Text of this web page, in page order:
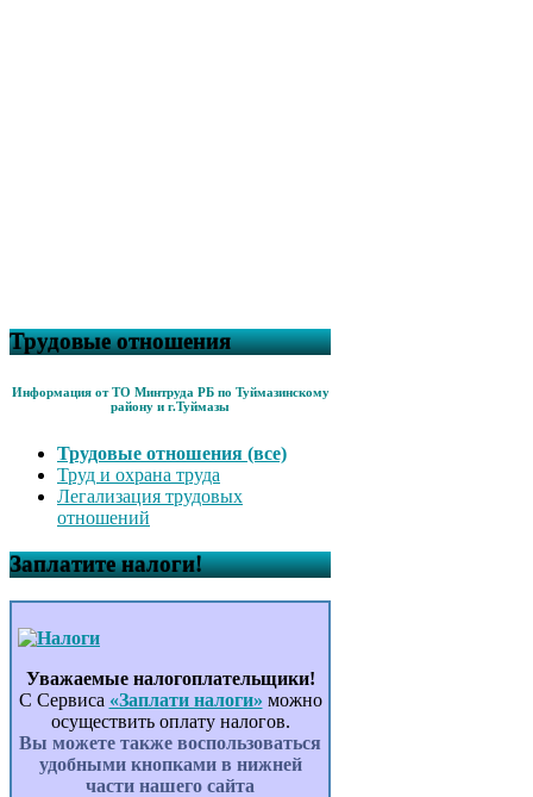
Трудовые отношения
Информация от ТО Минтруда РБ по Туймазинскому
району и г.Туймазы
Трудовые отношения (все)
Труд и охрана труда
Легализация трудовых
отношений
Заплатите налоги!
Уважаемые налогоплательщики!
С Сервиса «Заплати налоги» можно
осуществить оплату налогов.
Вы можете также воспользоваться
удобными кнопками в нижней
части нашего сайта